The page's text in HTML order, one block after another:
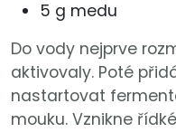
5 g medu
Do vody nejprve
aktivovaly. Poté
nastartovat
mouku. Vznikne